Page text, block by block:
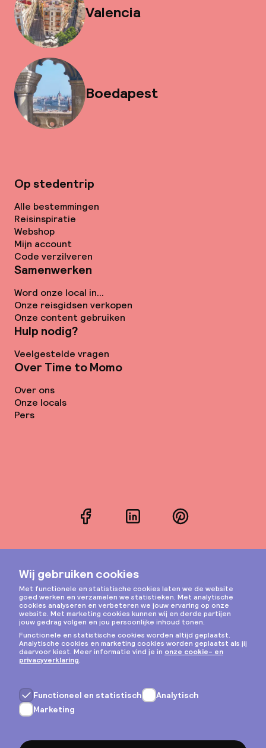
Valencia
Boedapest
Op stedentrip
Alle bestemmingen
Reisinspiratie
Webshop
Mijn account
Code verzilveren
Samenwerken
Word onze local in...
Onze reisgidsen verkopen
Onze content gebruiken
Hulp nodig?
Veelgestelde vragen
Over Time to Momo
Over ons
Onze locals
Pers
FacebookLinkedInPinterest
Instagram
Privacy & cookies
Algemene voorwaarden